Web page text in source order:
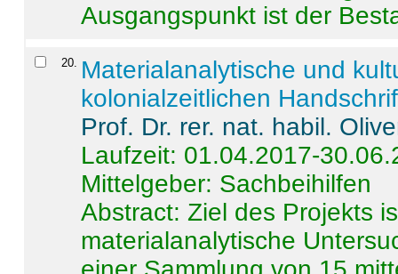
Ausgangspunkt ist der
20
Materialanalytische und
kolonialzeitlichen
Prof. Dr. rer. nat. habil.
Laufzeit: 01.04.2017-
Mittelgeber: Sachbeihilfen
Abstract:Ziel des Projekts
materialanalytische